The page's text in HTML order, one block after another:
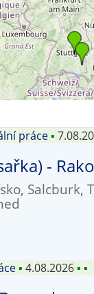
práce▪
-
▪ 4.08.2026▪ ▪